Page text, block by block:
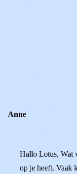
Anne
Hallo Lotus, Wat
op je heeft. Vaak